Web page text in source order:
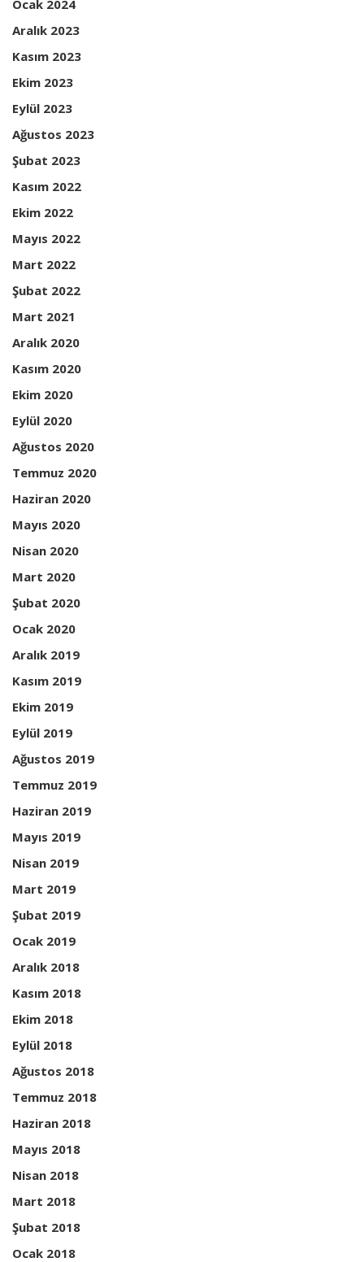
Ocak 2024
Aralık 2023
Kasım 2023
Ekim 2023
Eylül 2023
Ağustos 2023
Şubat 2023
Kasım 2022
Ekim 2022
Mayıs 2022
Mart 2022
Şubat 2022
Mart 2021
Aralık 2020
Kasım 2020
Ekim 2020
Eylül 2020
Ağustos 2020
Temmuz 2020
Haziran 2020
Mayıs 2020
Nisan 2020
Mart 2020
Şubat 2020
Ocak 2020
Aralık 2019
Kasım 2019
Ekim 2019
Eylül 2019
Ağustos 2019
Temmuz 2019
Haziran 2019
Mayıs 2019
Nisan 2019
Mart 2019
Şubat 2019
Ocak 2019
Aralık 2018
Kasım 2018
Ekim 2018
Eylül 2018
Ağustos 2018
Temmuz 2018
Haziran 2018
Mayıs 2018
Nisan 2018
Mart 2018
Şubat 2018
Ocak 2018